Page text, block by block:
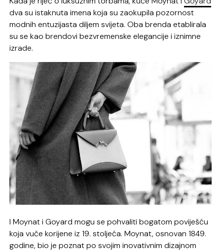
dva su istaknuta imena koja su zaokupila pozornost
modnih entuzijasta diljem svijeta. Oba brenda etablirala
su se kao brendovi bezvremenske elegancije i iznimne
izrade.
I Moynat i Goyard mogu se pohvaliti bogatom poviješću
koja vuče korijene iz 19. stoljeća. Moynat, osnovan 1849.
godine, bio je poznat po svojim inovativnim dizajnom